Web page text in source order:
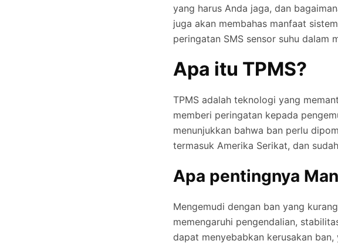
yang harus Anda jaga, dan
juga akan membahas manfaat
peringatan SMS sensor suhu dalam
Apa itu TPMS?
TPMS adalah teknologi yang
memberi peringatan kepada
menunjukkan bahwa ban perlu
termasuk Amerika Serikat, dan
Apa pentingnya
Mengemudi dengan ban yang
memengaruhi pengendalian,
dapat menyebabkan kerusakan